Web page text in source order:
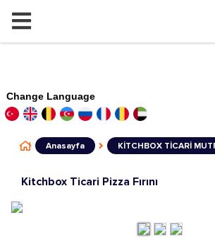
Change Language
Anasayfa KİTCHBOX TİCARİ
Kitchbox Ticari Pizza Fırını